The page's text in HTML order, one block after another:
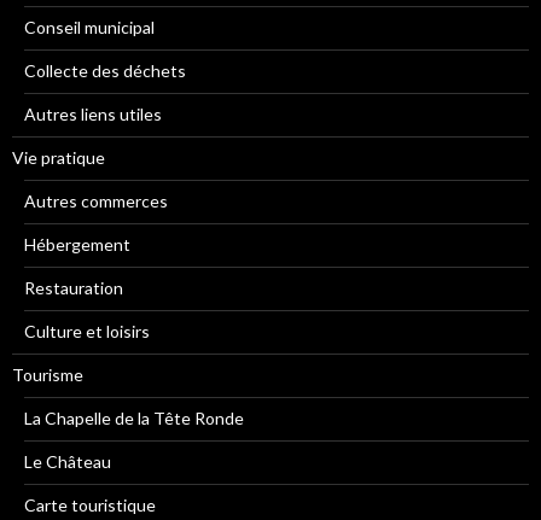
Conseil municipal
Collecte des déchets
Autres liens utiles
Vie pratique
Autres commerces
Hébergement
Restauration
Culture et loisirs
Tourisme
La Chapelle de la Tête Ronde
Le Château
Carte touristique